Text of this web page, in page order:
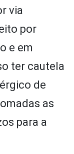
via
por
e em
ter cautela
de
as
para a